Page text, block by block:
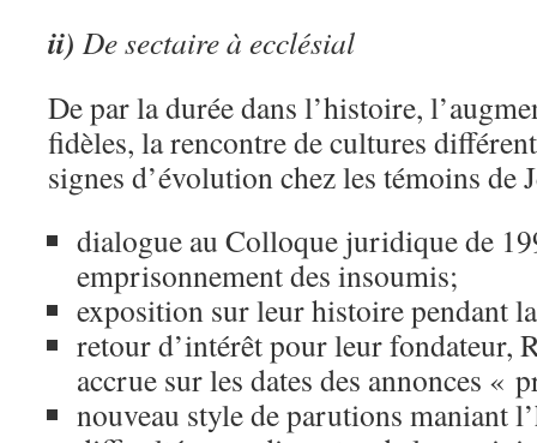
ii) De sectaire à ecclésial
De par la durée dans l’histoire,
fidèles, la rencontre de cultures
signes d’évolution chez les témoins de
dialogue au Colloque juridique de
emprisonnement des insoumis;
exposition sur leur histoire pendant
retour d’intérêt pour leur fondateur,
accrue sur les dates des annonces «
nouveau style de parutions maniant